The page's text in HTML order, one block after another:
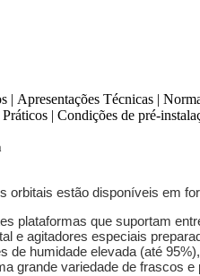
| Apresentações Técnicas |
Práticos | Condições de pré-
orbitais estão disponíveis em
plataformas que suportam
e agitadores especiais
de humidade elevada (até
grande variedade de frascos e